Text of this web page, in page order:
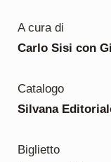
A cura di
Carlo Sisi con
Catalogo
Silvana
Biglietto